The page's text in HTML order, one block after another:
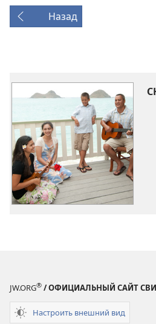
Назад
JW.ORG® / ОФИЦИАЛЬНЫЙ САЙТ
Настроить внешний вид